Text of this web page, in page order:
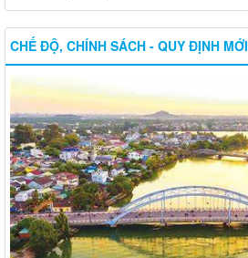
CHẾ ĐỘ, CHÍNH SÁCH - QUY ĐỊNH MỚI